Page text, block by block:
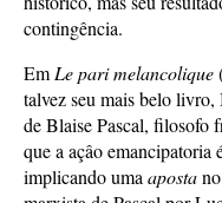
contingência.
Em Le pari melancolique
talvez seu mais belo
de Blaise Pascal, filosofo
que a açâo emancipatoria
implicando uma aposta